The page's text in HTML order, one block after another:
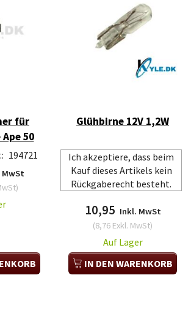
für
50
194721
)
Glühbirne 12V 1,2W
Ich akzeptiere, dass beim
Kauf dieses Artikels kein
Rückgaberecht besteht.
10,95 Inkl. MwSt
(8,76 Exkl. MwSt)
Auf Lager
IN DEN WARENKORB